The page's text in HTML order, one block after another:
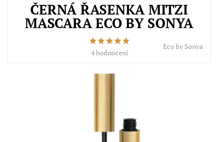
ČERNÁ ŘASENKA MITZI
MASCARA ECO BY SONYA
4 hodnocení
Eco by Sonya